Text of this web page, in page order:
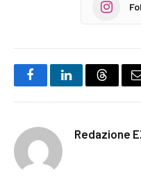
FacebookLinkedInThreads
Redazione